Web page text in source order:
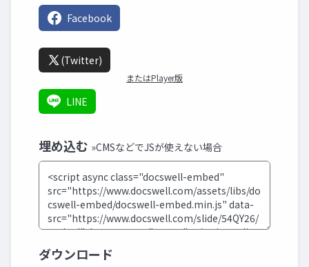
Facebook
(Twitter)
またはPlayer版
LINE
埋め込む »CMSなどでJSが使えない場合
ダウンロード